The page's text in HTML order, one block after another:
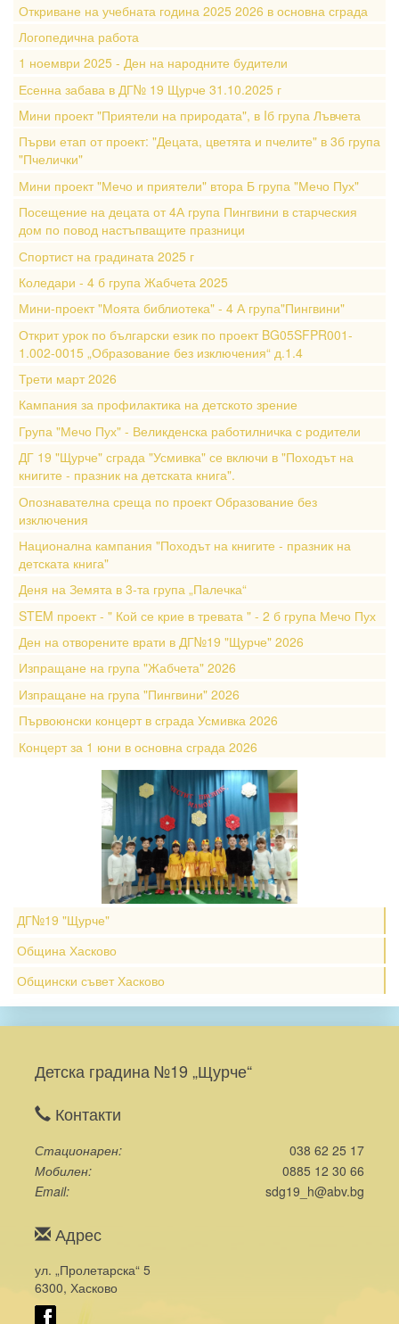
Откриване на учебната година 2025 2026 в основна сграда
Логопедична работа
1 ноември 2025 - Ден на народните будители
Есенна забава в ДГ№ 19 Щурче 31.10.2025 г
Mини проект "Приятели на природата", в Iб група Лъвчета
Първи етап от проект: "Децата, цветята и пчелите" в 3б група
"Пчелички"
Мини проект "Мечо и приятели" втора Б група "Мечо Пух"
Посещение на децата от 4А група Пингвини в старческия
дом по повод настъпващите празници
Спортист на градината 2025 г
Коледари - 4 б група Жабчета 2025
Мини-проект "Моята библиотека" - 4 А група"Пингвини"
Открит урок по български език по проект BG05SFPR001-
1.002-0015 „Образование без изключения“ д.1.4
Трети март 2026
Кампания за профилактика на детското зрение
Група "Мечо Пух" - Великденска работилничка с родители
ДГ 19 "Щурче" сграда "Усмивка" се включи в "Походът на
книгите - празник на детската книга".
Опознавателна среща по проект Образование без
изключения
Национална кампания "Походът на книгите - празник на
детската книга"
Деня на Земята в 3-та група „Палечка“
STEM проект - " Кой се крие в тревата " - 2 б група Мечо Пух
Ден на отворените врати в ДГ№19 "Щурче" 2026
Изпращане на група "Жабчета" 2026
Изпращане на група "Пингвини" 2026
Първоюнски концерт в сграда Усмивка 2026
Концерт за 1 юни в основна сграда 2026
ДГ№19 "Щурче"
Община Хасково
Общински съвет Хасково
Детска градина №19 „Щурче“
Контакти
Стационарен
038 62 25 17
Мобилен
0885 12 30 66
Email
sdg19_h@abv.bg
Адрес
ул. „Пролетарска“ 5
6300, Хасково